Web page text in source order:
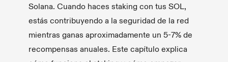
Solana. Cuando haces staking con tus SOL,
estás contribuyendo a la seguridad de la red
mientras ganas aproximadamente un 5-7% de
recompensas anuales. Este capítulo explica